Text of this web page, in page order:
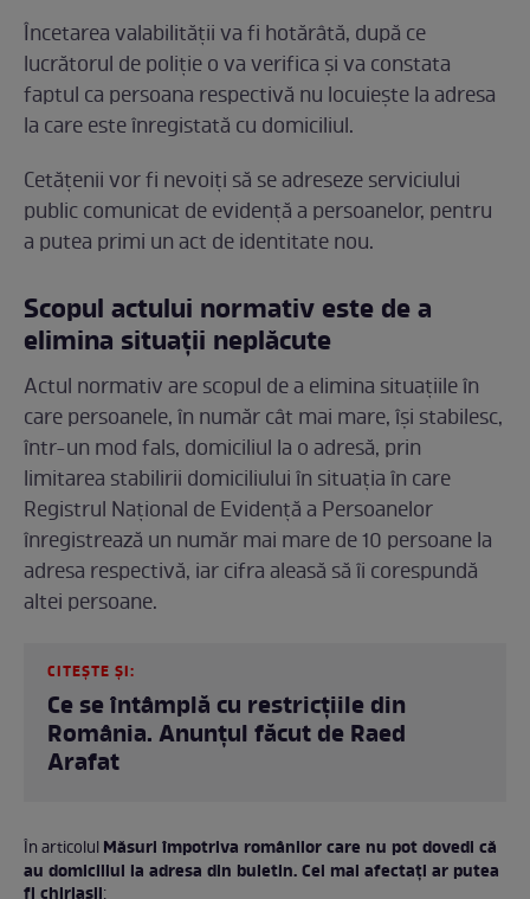
Încetarea valabilității va fi hotărâtă, după ce
lucrătorul de poliție o va verifica și va constata
faptul ca persoana respectivă nu locuiește la adresa
la care este înregistată cu domiciliul.
Cetățenii vor fi nevoiți să se adreseze serviciului
public comunicat de evidență a persoanelor, pentru
a putea primi un act de identitate nou.
Scopul actului normativ este de a
elimina situații neplăcute
Actul normativ are scopul de a elimina situațiile în
care persoanele, în număr cât mai mare, își stabilesc,
într-un mod fals, domiciliul la o adresă, prin
limitarea stabilirii domiciliului în situația în care
Registrul Național de Evidență a Persoanelor
înregistrează un număr mai mare de 10 persoane la
adresa respectivă, iar cifra aleasă să îi corespundă
altei persoane.
CITEȘTE ȘI:
Ce se întâmplă cu restricțiile din
România. Anunțul făcut de Raed
Arafat
În articolulMăsuri împotriva românilor care nu pot dovedi că
au domiciliul la adresa din buletin. Cei mai afectați ar putea